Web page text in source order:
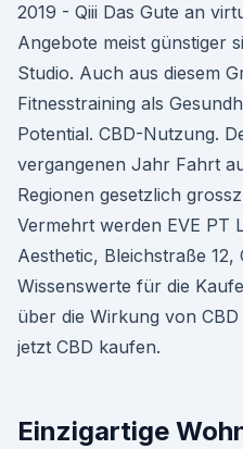
2019 - Qiii Das Gute an
Angebote meist günstiger
Studio. Auch aus diesem
Fitnesstraining als
Potential. CBD-Nutzung.
vergangenen Jahr Fahrt
Regionen gesetzlich
Vermehrt werden EVE PT
Aesthetic, Bleichstraße 12,
Wissenswerte für die
über die Wirkung von
jetzt CBD kaufen.
Einzigartige